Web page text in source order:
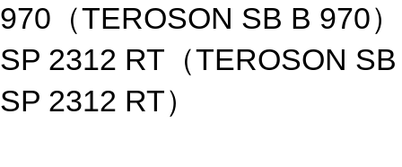
970（TEROSON SB B 970）
SP 2312 RT（TEROSON SB
SP 2312 RT）